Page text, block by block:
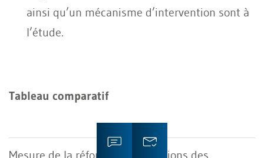
ainsi qu’un mécanisme d’intervention sont à
l’étude.
Tableau comparatif
Cotisations des